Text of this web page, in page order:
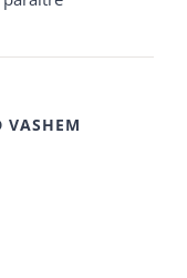
VASHEM